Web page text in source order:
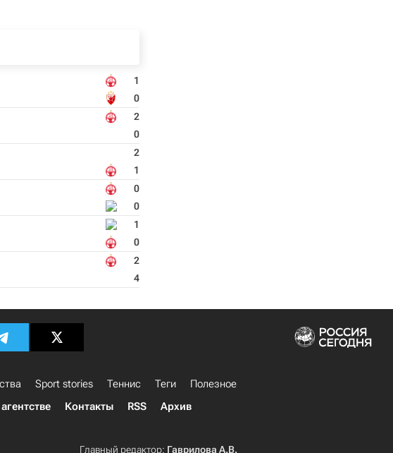
1
0
2
0
2
1
0
0
1
0
2
4
Sport stories Теннис Теги
Полезное
Контакты RSS Архив
Главный редактор: Гаврилова А.В.